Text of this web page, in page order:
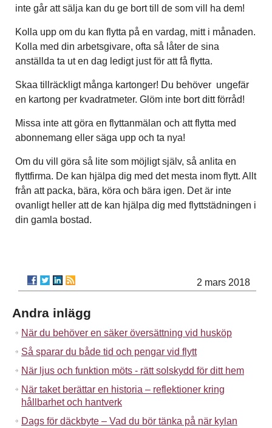
inte går att sälja kan du ge bort till de som vill ha dem!
Kolla upp om du kan flytta på en vardag, mitt i månaden.
Kolla med din arbetsgivare, ofta så låter de sina
anställda ta ut en dag ledigt just för att få flytta.
Skaa tillräckligt många kartonger! Du behöver ungefär
en kartong per kvadratmeter. Glöm inte bort ditt förråd!
Missa inte att göra en flyttanmälan och att flytta med
abonnemang eller säga upp och ta nya!
Om du vill göra så lite som möjligt själv, så anlita en
flyttfirma. De kan hjälpa dig med det mesta inom flytt. Allt
från att packa, bära, köra och bära igen. Det är inte
ovanligt heller att de kan hjälpa dig med flyttstädningen i
din gamla bostad.
2 mars 2018
Andra inlägg
När du behöver en säker översättning vid husköp
Så sparar du både tid och pengar vid flytt
När ljus och funktion möts - rätt solskydd för ditt hem
När taket berättar en historia – reflektioner kring
hållbarhet och hantverk
Dags för däckbyte – Vad du bör tänka på när kylan